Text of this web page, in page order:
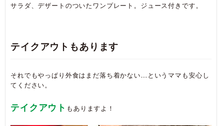
サラダ、デザートのついたワンプレート。ジュース付きです。
テイクアウトもあります
それでもやっぱり外食はまだ落ち着かない…というママも安心し
てください。
テイクアウト もありますよ！